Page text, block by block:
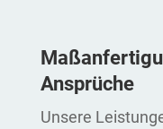
Ansprüche
Unsere